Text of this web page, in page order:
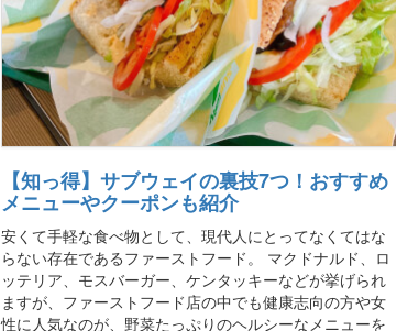
【知っ得】サブウェイの裏技7つ！おすすめ
メニューやクーポンも紹介
安くて手軽な食べ物として、現代人にとってなくてはな
らない存在であるファーストフード。 マクドナルド、ロ
ッテリア、モスバーガー、ケンタッキーなどが挙げられ
ますが、ファーストフード店の中でも健康志向の方や女
性に人気なのが、野菜たっぷりのヘルシーなメニューを